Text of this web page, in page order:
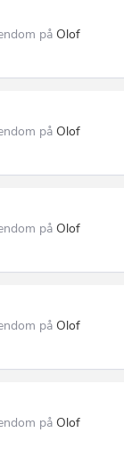
på Olof
på Olof
på Olof
på Olof
på Olof